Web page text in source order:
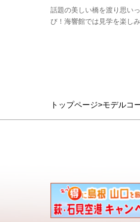
トップページ モデルコ
話題の美しい橋を渡り思い
び！海響館では見学を楽しみ